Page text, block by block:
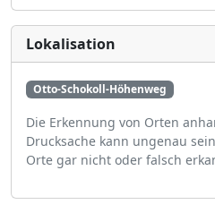
Lokalisation
Otto-Schokoll-Höhenweg
Die Erkennung von Orten
Drucksache kann ungenau
Orte gar nicht oder falsch